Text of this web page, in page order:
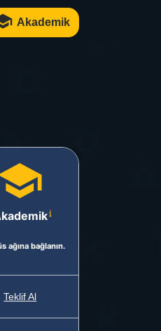
Akademik
ağına bağlanın.
Teklif Al